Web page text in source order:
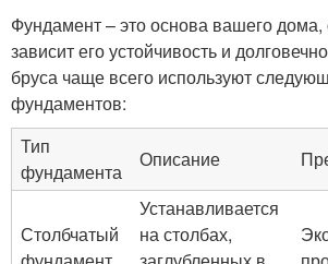
Фундамент – это основа вашего дома,
зависит его устойчивость и
бруса чаще всего используют
фундаментов:
Тип
фундамента
Описание
Столбчатый
Устанавливается
на столбах,